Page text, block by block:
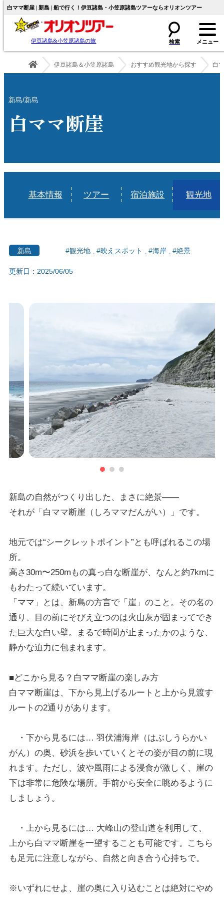
白ママ断崖 | 新島 | 船で行く！伊豆諸島・小笠原諸島ツアーならオリオンツアー
伊豆諸島&小笠原諸島の旅
伊豆諸島＆小笠原諸島 おすすめ観光地から探す 白
新島/新島
白ママ断崖
基本情報 ツアー 宿泊施設 観光地
新島 #観光地 #映えスポット #海岸 #絶景
更新日：2025/06/05
新島の自然がつくり出した、まさに絶景——
それが「白ママ断崖（しろママだんがい）」です。
地元では“シークレットポイント”とも呼ばれるこの場
所。
高さ30m〜250mもの真っ白な断崖が、なんと約7kmに
もわたって続いています。
「ママ」とは、新島の方言で「崖」のこと。その名の
通り、目の前にそびえ立つのは火山灰が固まってでき
た巨大な白い壁。まるで時間が止まったかのような、
静かな迫力に包まれます。
■どこから見る？白ママ断崖の楽しみ方
白ママ断崖は、下から見上げるルートと上から見渡す
ルートの2通りがあります。
・下から見るには… 羽伏浦海岸（はぶしうらかい
がん）の奥、砂浜を歩いていくとその姿が目の前に現
れます。ただし、波や風雨による浸食が激しく、崖の
下は非常に危険な場所。手前から安全に眺めるように
しましょう。
・上から見るには… 大峰山の登山道を利用して、
上から白ママ断崖を一望することも可能です。こちら
も足元に注意しながら、自然と向き合う心持ちで。
※いずれにせよ、崖の奥に入り込むことは絶対にやめ